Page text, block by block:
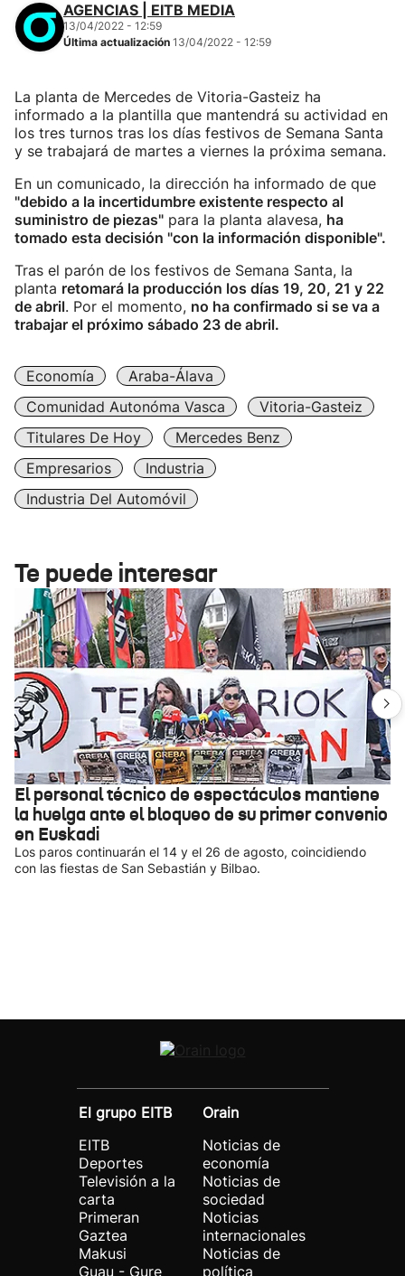
AGENCIAS | EITB MEDIA
13/04/2022 - 12:59
Última actualización 13/04/2022 - 12:59
La planta de Mercedes de Vitoria-Gasteiz ha
informado a la plantilla que mantendrá su actividad en
los tres turnos tras los días festivos de Semana Santa
y se trabajará de martes a viernes la próxima semana.
En un comunicado, la dirección ha informado de que
"debido a la incertidumbre existente respecto al
suministro de piezas" para la planta alavesa, ha
tomado esta decisión "con la información disponible".
Tras el parón de los festivos de Semana Santa, la
planta retomará la producción los días 19, 20, 21 y 22
de abril. Por el momento, no ha confirmado si se va a
trabajar el próximo sábado 23 de abril.
Economía
Araba-Álava
Comunidad Autonóma Vasca
Vitoria-Gasteiz
Titulares De Hoy
Mercedes Benz
Empresarios
Industria
Industria Del Automóvil
Te puede interesar
El personal técnico de espectáculos mantiene
la huelga ante el bloqueo de su primer convenio
en Euskadi
Los paros continuarán el 14 y el 26 de agosto, coincidiendo
con las fiestas de San Sebastián y Bilbao.
El grupo EITB
EITB
Deportes
Televisión a la
carta
Primeran
Gaztea
Makusi
Guau - Gure
Orain
Noticias de
economía
Noticias de
sociedad
Noticias
internacionales
Noticias de
política